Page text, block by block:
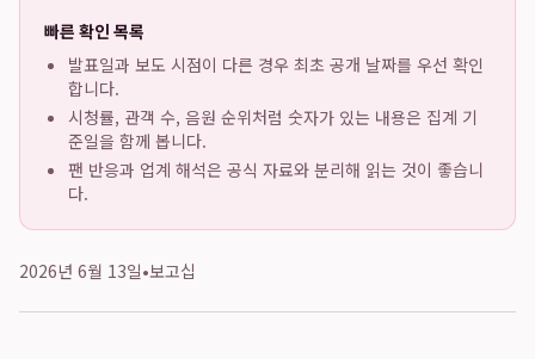
빠른 확인 목록
발표일과 보도 시점이 다른 경우 최초 공개 날짜를 우선 확인
합니다.
시청률, 관객 수, 음원 순위처럼 숫자가 있는 내용은 집계 기
준일을 함께 봅니다.
팬 반응과 업계 해석은 공식 자료와 분리해 읽는 것이 좋습니
다.
2026년 6월 13일•보고십